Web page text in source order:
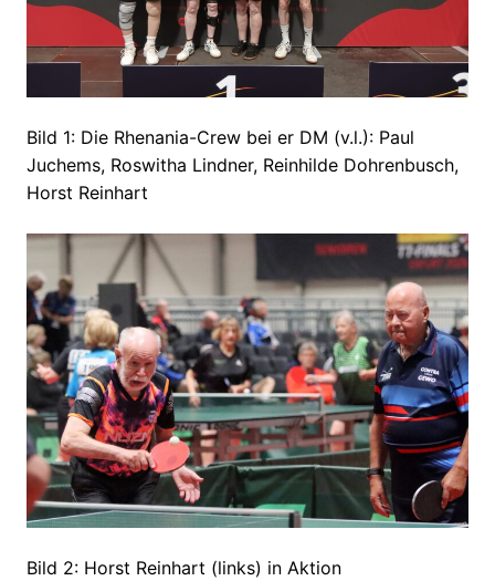
Bild 1: Die Rhenania-Crew bei er DM (v.l.): Paul
Juchems, Roswitha Lindner, Reinhilde Dohrenbusch,
Horst Reinhart
Bild 2: Horst Reinhart (links) in Aktion